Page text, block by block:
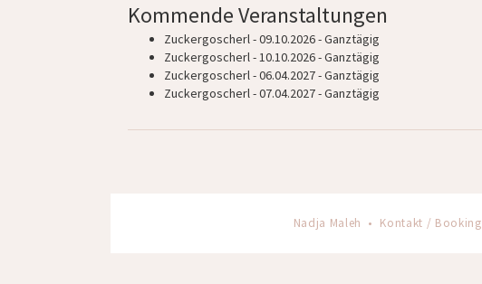
Kommende Veranstaltungen
Zuckergoscherl- 09.10.2026 - Ganztägig
Zuckergoscherl- 10.10.2026 - Ganztägig
Zuckergoscherl- 06.04.2027 - Ganztägig
Zuckergoscherl- 07.04.2027 - Ganztägig
Nadja Maleh • Kontakt / Booking